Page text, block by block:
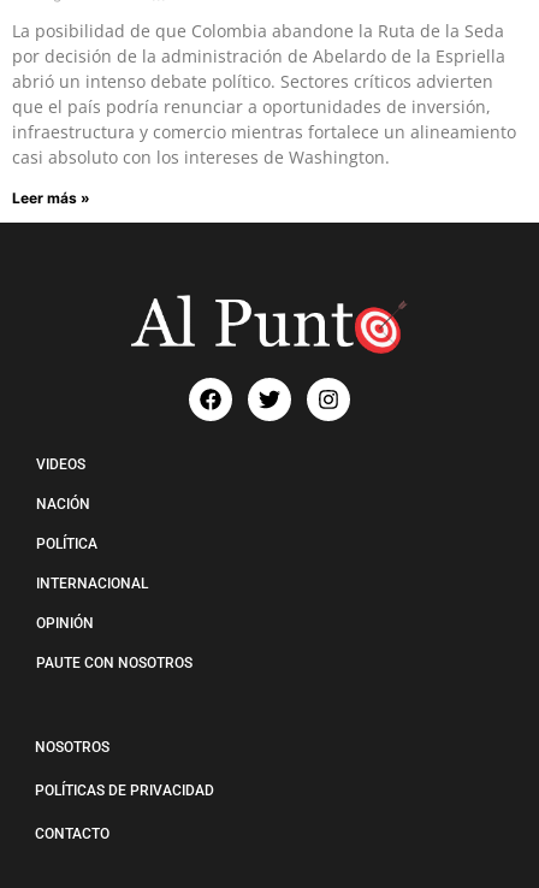
La posibilidad de que Colombia abandone la Ruta de la Seda
por decisión de la administración de Abelardo de la Espriella
abrió un intenso debate político. Sectores críticos advierten
que el país podría renunciar a oportunidades de inversión,
infraestructura y comercio mientras fortalece un alineamiento
casi absoluto con los intereses de Washington.
Leer más »
VIDEOS
NACIÓN
POLÍTICA
INTERNACIONAL
OPINIÓN
PAUTE CON NOSOTROS
NOSOTROS
POLÍTICAS DE PRIVACIDAD
CONTACTO